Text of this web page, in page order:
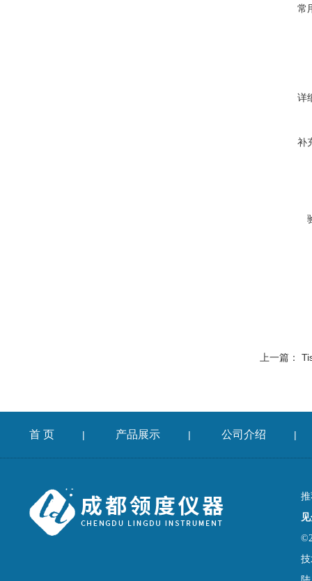
常
详
补
上一篇：
首 页 | 产品展示 | 公司介绍 |